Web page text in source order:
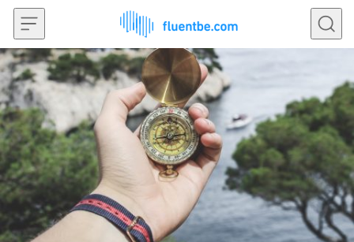
Przejdź do treści